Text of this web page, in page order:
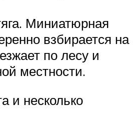
Миниатюрная
взбирается на
по лесу и
местности.
и несколько